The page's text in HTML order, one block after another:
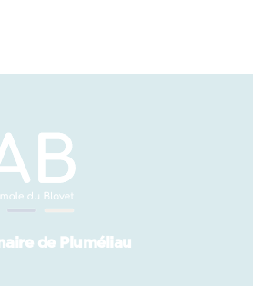
de Pluméliau